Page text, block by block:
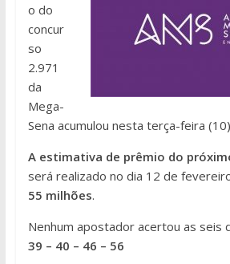
o do
concur
so
2.971
da
Mega-
Sena acumulou nesta terça-feira
A estimativa de prêmio do
será realizado no dia 12 de
55 milhões.
Nenhum apostador acertou as seis
39 – 40 – 46 – 56